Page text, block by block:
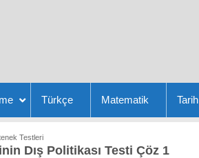
Türkçe Matematik Tarih
Testleri
Dış Politikası Testi Çöz 1